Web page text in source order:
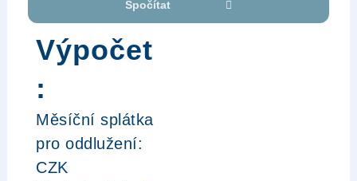
Spočítat
Výpočet
:
Měsíční splátka
pro oddlužení:
CZK